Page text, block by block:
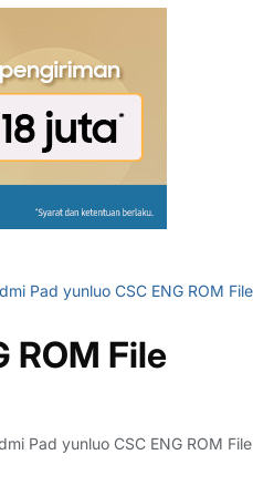
ROM File
Pad yunluo CSC ENG ROM File